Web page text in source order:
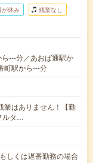
が休み 残業なし
---分／あおば通駅か
町駅から---分
業はありません！【勤
ルタ…
くは遅番勤務の場合